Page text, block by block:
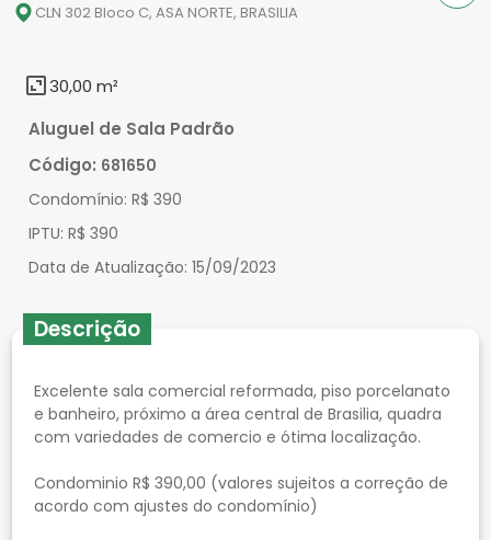
CLN 302 Bloco C, ASA NORTE, BRASILIA
30,00 m²
Aluguel de Sala Padrão
Código: 681650
Condomínio: R$ 390
IPTU: R$ 390
Data de Atualização: 15/09/2023
Descrição
Excelente sala comercial reformada, piso porcelanato
e banheiro, próximo a área central de Brasilia, quadra
com variedades de comercio e ótima localização.
Condominio R$ 390,00 (valores sujeitos a correção de
acordo com ajustes do condomínio)